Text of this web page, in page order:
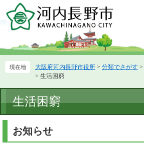
ー
先
ニ
を
て
へ
大阪府河内長野市役所 > 分類でさがす >
> 生活困窮
文
生活困窮
お知らせ